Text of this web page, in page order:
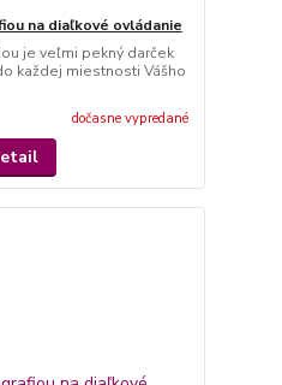
na diaľkové ovládanie
je veľmi pekný darček
každej miestnosti Vášho
dočasne vypredané